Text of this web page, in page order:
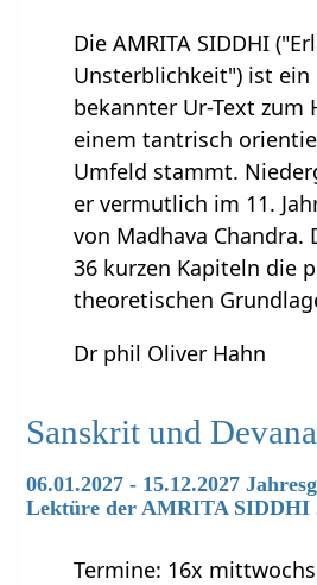
Die AMRITA SIDDHI
Unsterblichkeit") ist
bekannter Ur-Text zum
einem tantrisch
Umfeld stammt.
er vermutlich im 11.
von Madhava Chandra.
36 kurzen Kapiteln die
theoretischen
Dr phil Oliver Hahn
Sanskrit und
06.01.2027 - 15.12.2027
Lektüre der AMRITA SIDDHI
Termine: 16x